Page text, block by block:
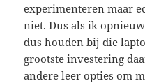
experimenteren maar
niet. Dus als ik
dus houden bij die
grootste investering
andere leer opties om